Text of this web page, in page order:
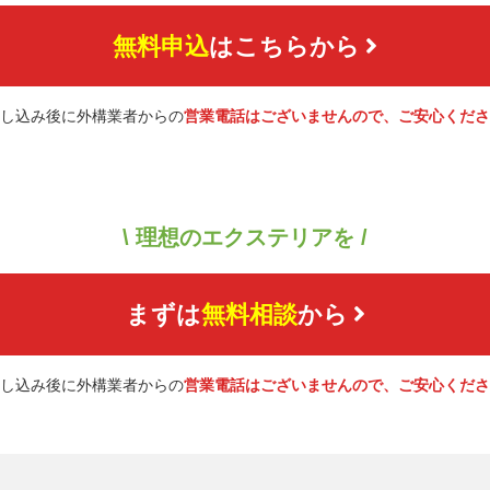
無料申込はこちらから
込み後に外構業者からの営業電話はございませんので、ご安心くだ
\ 理想のエクステリアを /
まずは無料相談から
込み後に外構業者からの営業電話はございませんので、ご安心くだ